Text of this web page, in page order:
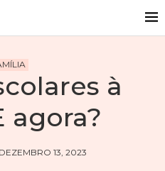
à
agora?
DEZEMBRO 13, 2023